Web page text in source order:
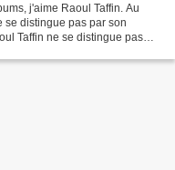
j'aime Raoul Taffin. Au
se distingue pas par son
Taffin ne se distingue pas